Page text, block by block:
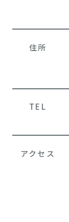
住所
TEL
アクセス